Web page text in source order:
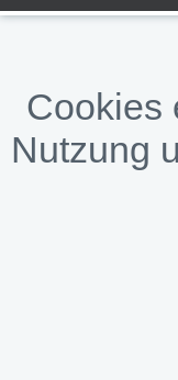
Cookies
Nutzung